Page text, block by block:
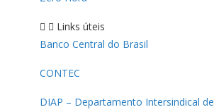
Links úteis
Banco Central do Brasil
CONTEC
DIAP – Departamento Intersindical de